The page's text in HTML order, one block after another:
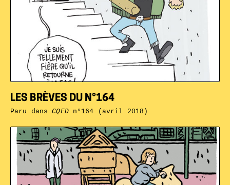
LES BRÈVES DU N°164
Paru dansCQFDn°164 (avril 2018)